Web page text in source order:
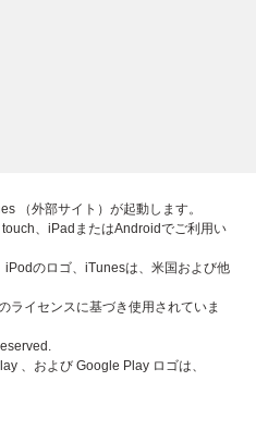
（外部サイト）が起動します。
、iPadまたはAndroidでご利用い
iPodのロゴ、iTunesは、米国および他
ライセンスに基づき使用されていま
、および Google Play ロゴは、